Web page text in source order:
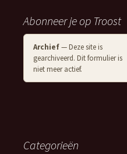
Abonneer je op Troost
Archief— Deze site is
gearchiveerd. Dit formulier is
niet meer actief.
Categorieën